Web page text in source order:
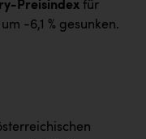
Preisindex für
-6,1 % gesunken.